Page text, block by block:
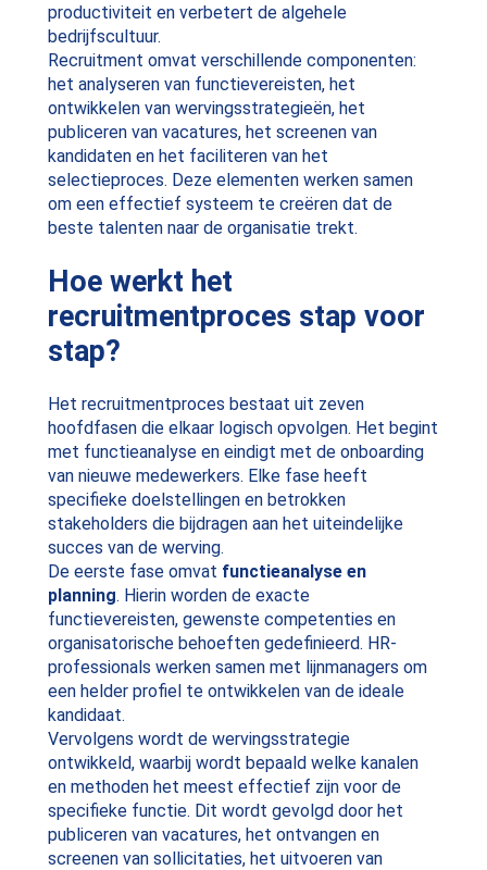
productiviteit en verbetert de algehele
bedrijfscultuur.
Recruitment omvat verschillende componenten:
het analyseren van functievereisten, het
ontwikkelen van wervingsstrategieën, het
publiceren van vacatures, het screenen van
kandidaten en het faciliteren van het
selectieproces. Deze elementen werken samen
om een effectief systeem te creëren dat de
beste talenten naar de organisatie trekt.
Hoe werkt het
recruitmentproces stap voor
stap?
Het recruitmentproces bestaat uit zeven
hoofdfasen die elkaar logisch opvolgen. Het begint
met functieanalyse en eindigt met de onboarding
van nieuwe medewerkers. Elke fase heeft
specifieke doelstellingen en betrokken
stakeholders die bijdragen aan het uiteindelijke
succes van de werving.
De eerste fase omvat functieanalyse en
planning. Hierin worden de exacte
functievereisten, gewenste competenties en
organisatorische behoeften gedefinieerd. HR-
professionals werken samen met lijnmanagers om
een helder profiel te ontwikkelen van de ideale
kandidaat.
Vervolgens wordt de wervingsstrategie
ontwikkeld, waarbij wordt bepaald welke kanalen
en methoden het meest effectief zijn voor de
specifieke functie. Dit wordt gevolgd door het
publiceren van vacatures, het ontvangen en
screenen van sollicitaties, het uitvoeren van